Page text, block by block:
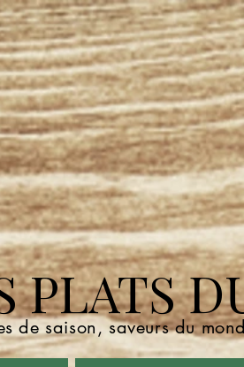
de saison, saveurs du